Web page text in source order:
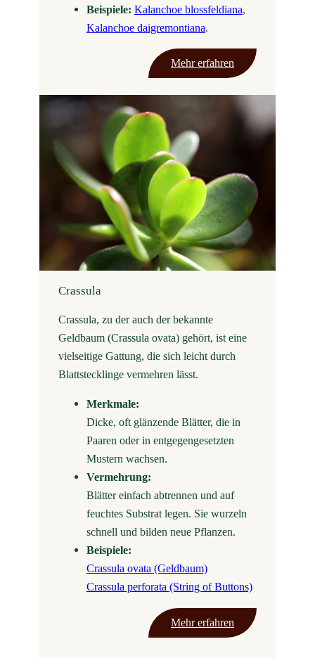
Beispiele: Kalanchoe blossfeldiana,
Kalanchoe daigremontiana.
Mehr erfahren
Crassula
Crassula, zu der auch der bekannte
Geldbaum (Crassula ovata) gehört, ist eine
vielseitige Gattung, die sich leicht durch
Blattstecklinge vermehren lässt.
Merkmale:
Dicke, oft glänzende Blätter, die in
Paaren oder in entgegengesetzten
Mustern wachsen.
Vermehrung:
Blätter einfach abtrennen und auf
feuchtes Substrat legen. Sie wurzeln
schnell und bilden neue Pflanzen.
Beispiele:
Crassula ovata (Geldbaum)
Crassula perforata (String of Buttons)
Mehr erfahren